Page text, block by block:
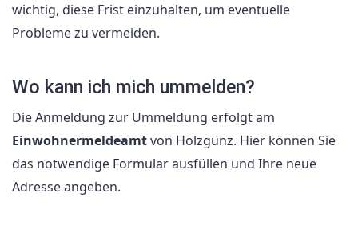
wichtig, diese Frist einzuhalten, um eventuelle
Probleme zu vermeiden.
Wo kann ich mich ummelden?
Die Anmeldung zur Ummeldung erfolgt am
Einwohnermeldeamtvon Holzgünz. Hier können Sie
das notwendige Formular ausfüllen und Ihre neue
Adresse angeben.